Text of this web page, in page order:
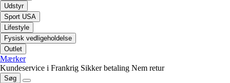
Udstyr
Sport USA
Lifestyle
Fysisk vedligeholdelse
Outlet
Mærker
Kundeservice i Frankrig Sikker betaling Nem retur
Søg